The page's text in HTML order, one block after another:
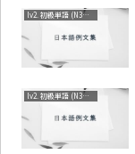
lv2. 初級単語 (N3～N4)
lv2. 初級単語 (N3～N4)